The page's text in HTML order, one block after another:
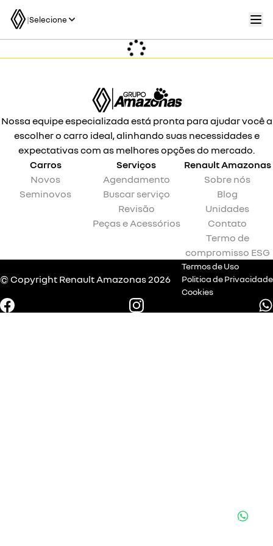
|Selecione
Nossa equipe especializada está pronta para ajudar você a
escolher o carro ideal, alinhando suas necessidades e
expectativas com as melhores opções do mercado.
Carros
Novos
Seminovos
Serviços
Agendamento
Buscar serviço
Revisão
Peças e Acessórios
RenaultAmazonas
Sobre nós
Blog
Unidades
Contato
Termo de
compromisso ESG
© Copyright Renault Amazonas 2026
Termos de Uso
Politica de Privacidade
Cookies